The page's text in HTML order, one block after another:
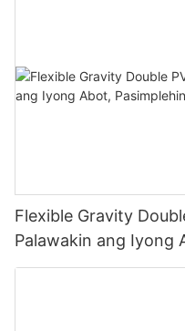
Flexible Gravity
Palawakin ang Iyong
Pagbaba ng Karga